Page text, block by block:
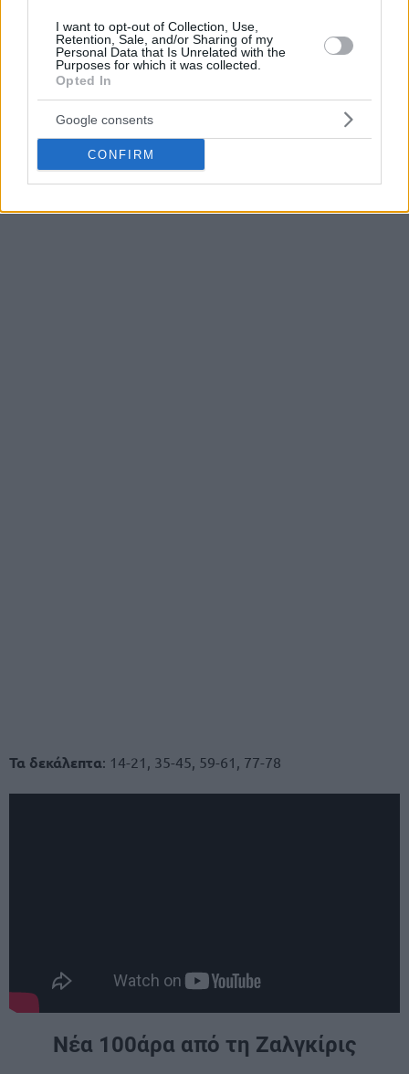
I want to opt-out of Collection, Use,
Retention, Sale, and/or Sharing of my
Personal Data that Is Unrelated with the
Purposes for which it was collected.
Opted In
Google consents
CONFIRM
1λ. σε 31:31) με layup στην εκπνοή έκρινε τα πάντα,
έχοντας αντίπαλο δέος τον συνήθη ύποπτο
Κάρσεν
Έντουαρντς (22π. με 6/7δίπ., 2/9τρίπ., 4/4β., 4ρ., 3ασ., 3λ.
σε 31:18).
Τα δεκάλεπτα: 14-21, 35-45, 59-61, 77-78
Νέα 100άρα από τη Ζαλγκίρις